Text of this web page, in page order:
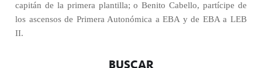
capitán de la primera plantilla; o Benito Cabello, partícipe de
los ascensos de Primera Autonómica a EBA y de EBA a LEB
II.